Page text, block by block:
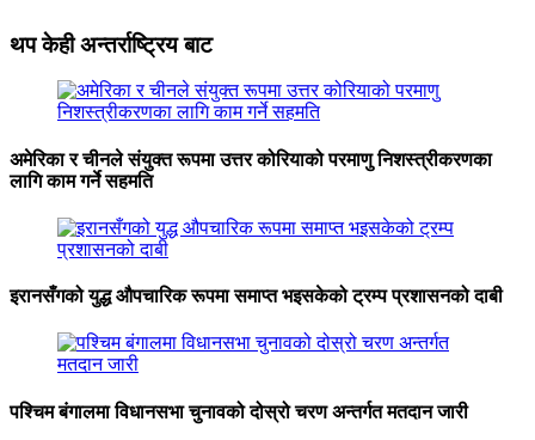
थप केही अन्तर्राष्ट्रिय बाट
अमेरिका र चीनले संयुक्त रूपमा उत्तर कोरियाको परमाणु निशस्त्रीकरणका
लागि काम गर्ने सहमति
इरानसँगको युद्ध औपचारिक रूपमा समाप्त भइसकेको ट्रम्प प्रशासनको दाबी
पश्चिम बंगालमा विधानसभा चुनावको दोस्रो चरण अन्तर्गत मतदान जारी